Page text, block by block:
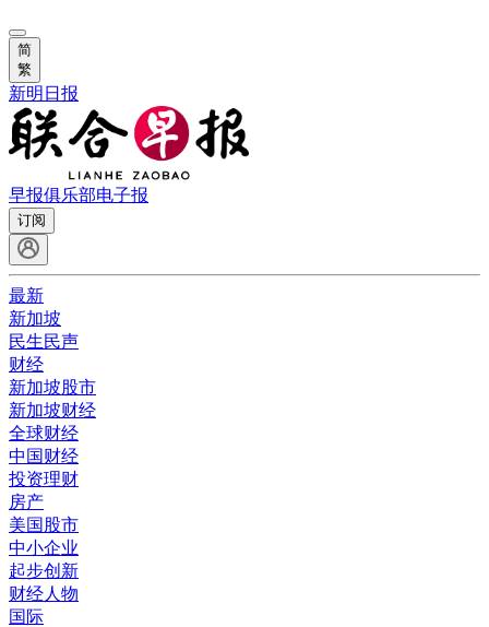
简
繁
新明日报
早报俱乐部电子报
订阅
最新
新加坡
民生民声
财经
新加坡股市
新加坡财经
全球财经
中国财经
投资理财
房产
美国股市
中小企业
起步创新
财经人物
国际